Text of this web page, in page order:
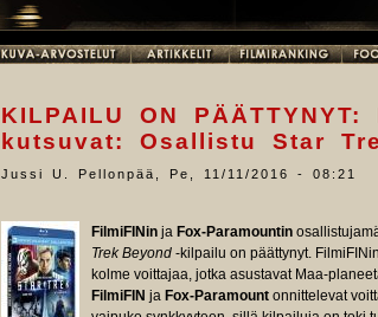
KILPAILU ON
kutsuvat: Osallistu Star
Jussi U. Pellonpää Pe, 11/11/2016 - 08:21
FilmiFINin ja Fox-Paramountin
Trek Beyond -kilpailu on päättynyt.
kolme voittajaa, jotka asustavat Maa-
FilmiFIN ja Fox-Paramount onnittelevat